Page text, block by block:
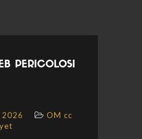
PERICOLOSI
2026
OM cc